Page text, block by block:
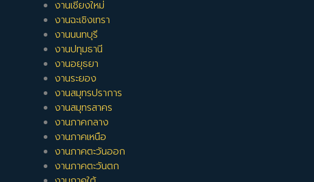
งานเชียงใหม่
งานฉะเชิงเทรา
งานนนทบุรี
งานปทุมธานี
งานอยุธยา
งานระยอง
งานสมุทรปราการ
งานสมุทรสาคร
งานภาคกลาง
งานภาคเหนือ
งานภาคตะวันออก
งานภาคตะวันตก